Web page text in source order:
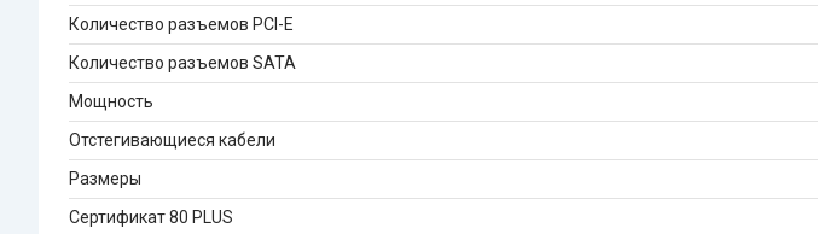
Количество разъемов PCI-E
Количество разъемов SATA
Мощность
Отстегивающиеся кабели
Размеры
Сертификат 80 PLUS